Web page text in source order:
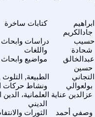
كتابات ساخرة
ابراهيم
جادالكريم
دراسات وابحاث
واللغات
حسيب
شحادة
مواضيع
عبدالخالق
حسين
الطبيعة, التلوث
ونشاط حركات
التجاني
بولعوالي
العلمانية،
الديني
عزالدين عناية
الثورات وصفي أحمد